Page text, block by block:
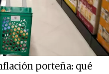
porteña: qué